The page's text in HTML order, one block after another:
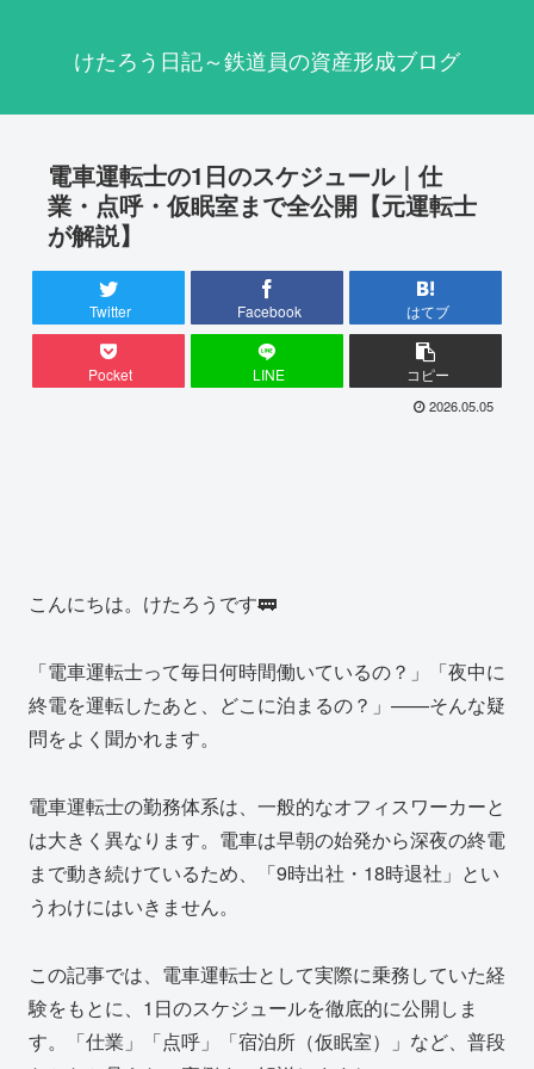
けたろう日記～鉄道員の資産形成ブログ
電車運転士の1日のスケジュール｜仕
業・点呼・仮眠室まで全公開【元運転士
が解説】
Twitter Facebook はてブ
Pocket LINE コピー
2026.05.05
こんにちは。けたろうです🚃
「電車運転士って毎日何時間働いているの？」「夜中に
終電を運転したあと、どこに泊まるの？」——そんな疑
問をよく聞かれます。
電車運転士の勤務体系は、一般的なオフィスワーカーと
は大きく異なります。電車は早朝の始発から深夜の終電
まで動き続けているため、「9時出社・18時退社」とい
うわけにはいきません。
この記事では、電車運転士として実際に乗務していた経
験をもとに、1日のスケジュールを徹底的に公開しま
す。「仕業」「点呼」「宿泊所（仮眠室）」など、普段